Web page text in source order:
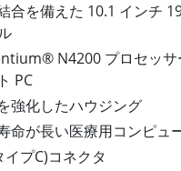
合を備えた 10.1 インチ
N4200 プロセッサ
PC
強化したハウジング
命が長い医療用コンピュ
イプC)コネクタ